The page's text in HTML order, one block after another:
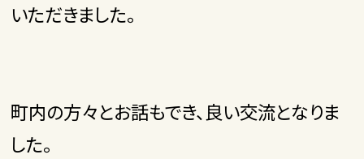
いただきました。
町内の方々とお話もでき、良い交流となりま
した。